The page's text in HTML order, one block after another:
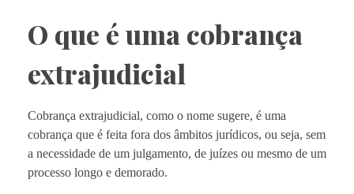
O que é uma cobrança
extrajudicial
Cobrança extrajudicial, como o nome sugere, é uma
cobrança que é feita fora dos âmbitos jurídicos, ou seja, sem
a necessidade de um julgamento, de juízes ou mesmo de um
processo longo e demorado.